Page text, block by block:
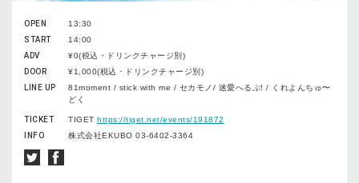
OPEN
13:30
START
14:00
ADV
¥0(税込・ドリンクチャージ別)
DOOR
¥1,000(税込・ドリンクチャージ別)
LINE UP
81moment / stick with me / セカモノ/ 迷愛へるぷ! / くれよんちゅ〜
どく
TICKET TIGET https://tiget.net/events/191872
INFO
株式会社EKUBO 03-6402-3364